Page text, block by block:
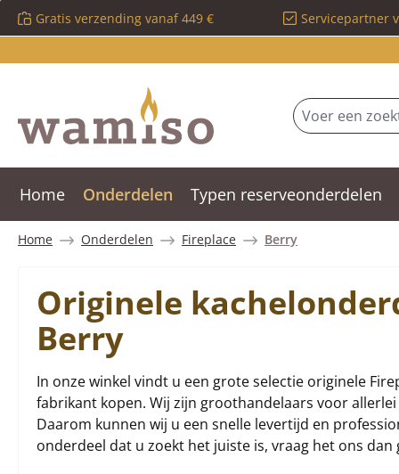
naar de hoofdinhoud
Ga naar de zoekopdracht
Ga naar de hoofdnavigatie
Gratis verzending vanaf 449 € Servicepartner
Home Onderdelen Typen reserveonderdelen
Home Onderdelen Fireplace Berry
Originele
Berry
In onze winkel vindt u een grote selectie originele
fabrikant kopen. Wij zijn groothandelaars voor
Daarom kunnen wij u een snelle levertijd en
onderdeel dat u zoekt het juiste is, vraag het ons